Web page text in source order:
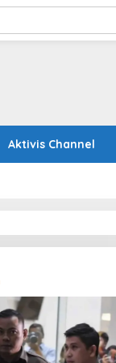
Aktivis Channel